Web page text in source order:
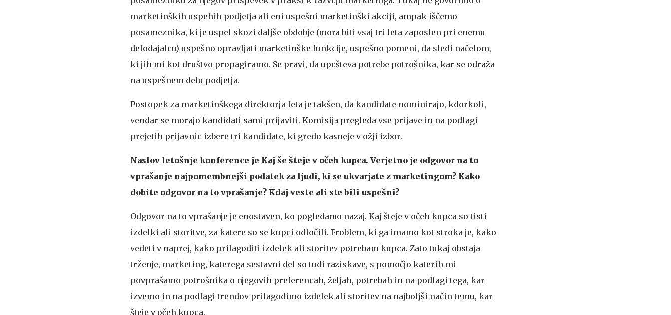
marketinških uspehih podjetja ali eni uspešni marketinški akciji, ampak iščemo
posameznika, ki je uspel skozi daljše obdobje (mora biti vsaj tri leta zaposlen pri enemu
delodajalcu) uspešno opravljati marketinške funkcije, uspešno pomeni, da sledi načelom,
ki jih mi kot društvo propagiramo. Se pravi, da upošteva potrebe potrošnika, kar se odraža
na uspešnem delu podjetja.
Postopek za marketinškega direktorja leta je takšen, da kandidate nominirajo, kdorkoli,
vendar se morajo kandidati sami prijaviti. Komisija pregleda vse prijave in na podlagi
prejetih prijavnic izbere tri kandidate, ki gredo kasneje v ožji izbor.
Naslov letošnje konference je Kaj še šteje v očeh kupca. Verjetno je odgovor na to
vprašanje najpomembnejši podatek za ljudi, ki se ukvarjate z marketingom? Kako
dobite odgovor na to vprašanje? Kdaj veste ali ste bili uspešni?
Odgovor na to vprašanje je enostaven, ko pogledamo nazaj. Kaj šteje v očeh kupca so tisti
izdelki ali storitve, za katere so se kupci odločili. Problem, ki ga imamo kot stroka je, kako
vedeti v naprej, kako prilagoditi izdelek ali storitev potrebam kupca. Zato tukaj obstaja
trženje, marketing, katerega sestavni del so tudi raziskave, s pomočjo katerih mi
povprašamo potrošnika o njegovih preferencah, željah, potrebah in na podlagi tega, kar
izvemo in na podlagi trendov prilagodimo izdelek ali storitev na najboljši način temu, kar
šteje v očeh kupca.